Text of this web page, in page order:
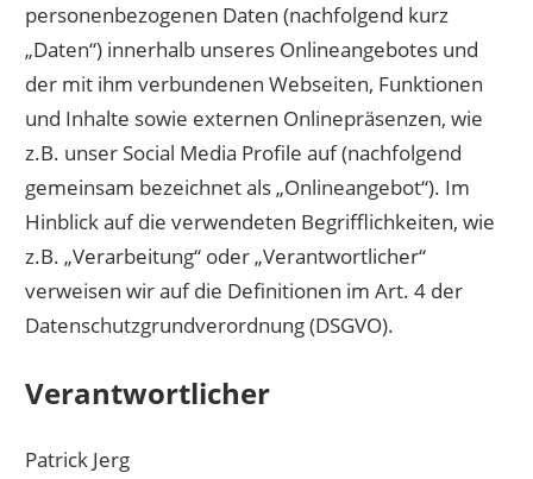
personenbezogenen Daten (nachfolgend kurz
„Daten“) innerhalb unseres Onlineangebotes und
der mit ihm verbundenen Webseiten, Funktionen
und Inhalte sowie externen Onlinepräsenzen, wie
z.B. unser Social Media Profile auf (nachfolgend
gemeinsam bezeichnet als „Onlineangebot“). Im
Hinblick auf die verwendeten Begrifflichkeiten, wie
z.B. „Verarbeitung“ oder „Verantwortlicher“
verweisen wir auf die Definitionen im Art. 4 der
Datenschutzgrundverordnung (DSGVO).
Verantwortlicher
Patrick Jerg